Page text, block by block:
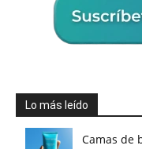
Lo más leído
Camas de